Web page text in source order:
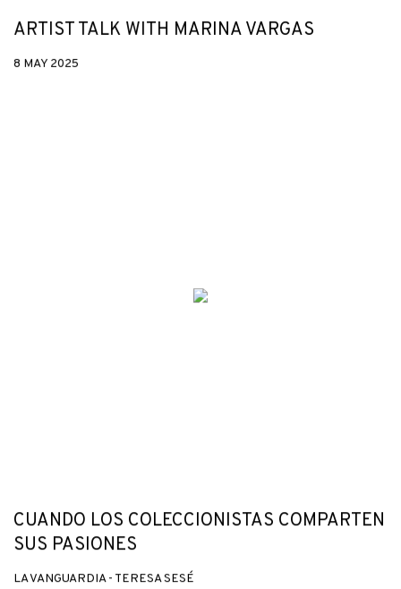
ARTIST TALK WITH MARINA VARGAS
8 MAY 2025
CUANDO LOS COLECCIONISTAS COMPARTEN
SUS PASIONES
LA VANGUARDIA - TERESA SESÉ